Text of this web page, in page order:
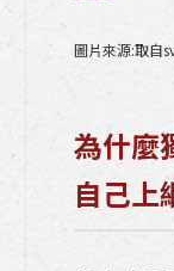
圖片來源:取自
為什麼
自己上